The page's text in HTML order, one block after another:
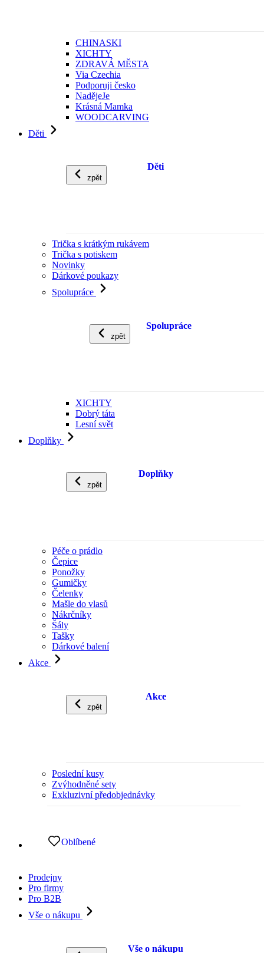
CHINASKI
XICHTY
ZDRAVÁ MĚSTA
Via Czechia
Podporuji česko
NadějeJe
Krásná Mamka
WOODCARVING
Děti
zpět
Děti
Trička s krátkým rukávem
Trička s potiskem
Novinky
Dárkové poukazy
Spolupráce
zpět
Spolupráce
XICHTY
Dobrý táta
Lesní svět
Doplňky
zpět
Doplňky
Péče o prádlo
Čepice
Ponožky
Gumičky
Čelenky
Mašle do vlasů
Nákrčníky
Šály
Tašky
Dárkové balení
Akce
zpět
Akce
Poslední kusy
Zvýhodněné sety
Exkluzivní předobjednávky
Oblíbené
Prodejny
Pro firmy
Pro B2B
Vše o nákupu
Vše o nákupu